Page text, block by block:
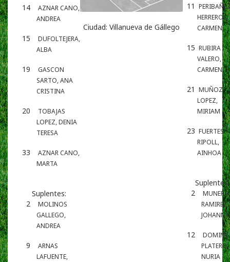
14
AZNAR CANO,
ANDREA
15
DUFOLTEJERA,
ALBA
19
GASCON
SARTO, ANA
CRISTINA
20
TOBAJAS
LOPEZ, DENIA
TERESA
33
AZNAR CANO,
MARTA
Suplentes:
2
MOLINOS
GALLEGO,
ANDREA
9
ARNAS
LAFUENTE,
Ciudad: Villanueva de Gállego
11
HERRERO,
CARMEN
15 RUBIRA
VALERO,
CARMEN
21 MUÑOZ
LOPEZ,
MIRIAM
23 FUERTES
RIPOLL,
AINHOA
Suplentes:
2
MUNERA
RAMIREZ,
JOHANNA
12
PLATERO,
NURIA